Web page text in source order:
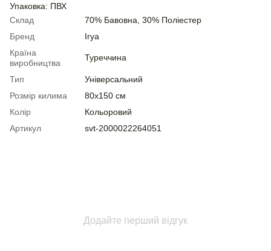
Упаковка: ПВХ
Склад
70% Бавовна, 30% Поліестер
Бренд
Irya
Країна
виробництва
Туреччина
Тип
Універсальний
Розмір килима
80х150 см
Колір
Кольоровий
Артикул
svt-2000022264051
Додайте перший відгук